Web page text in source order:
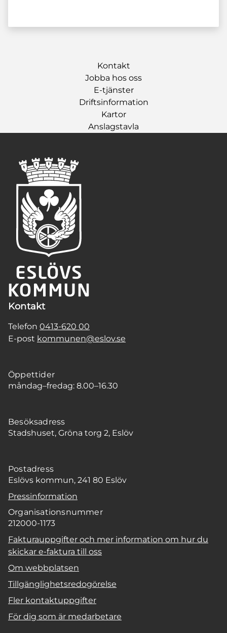
Kontakt
Jobba hos oss
E-tjänster
Driftsinformation
Kartor
Anslagstavla
Kontakt
Telefon 0413-620 00
E-post kommunen@eslov.se
Öppettider
måndag–fredag: 8.00–16.30
Besöksadress
Stadshuset, Gröna torg 2, Eslöv
Postadress
Eslövs kommun, 241 80 Eslöv
Pressinformation
Organisationsnummer
212000-1173
Fakturauppgifter och mer information om hur du
skickar e-faktura till oss
Om webbplatsen
Tillgänglighetsredogörelse
Fler kontaktuppgifter
För dig som är medarbetare